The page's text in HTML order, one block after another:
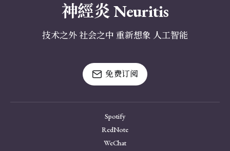
神經炎 Neuritis
技术之外 社会之中 重新想象 人工智能
免费订阅
Spotify
RedNote
WeChat